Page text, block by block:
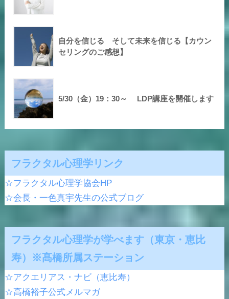
自分を信じる そして未来を信じる【カウン
セリングのご感想】
5/30（金）19：30～ LDP講座を開催します
フラクタル心理学リンク
☆フラクタル心理学協会HP
☆会長・一色真宇先生の公式ブログ
フラクタル心理学が学べます（東京・恵比
寿）※髙橋所属ステーション
☆アクエリアス・ナビ（恵比寿）
☆高橋裕子公式メルマガ